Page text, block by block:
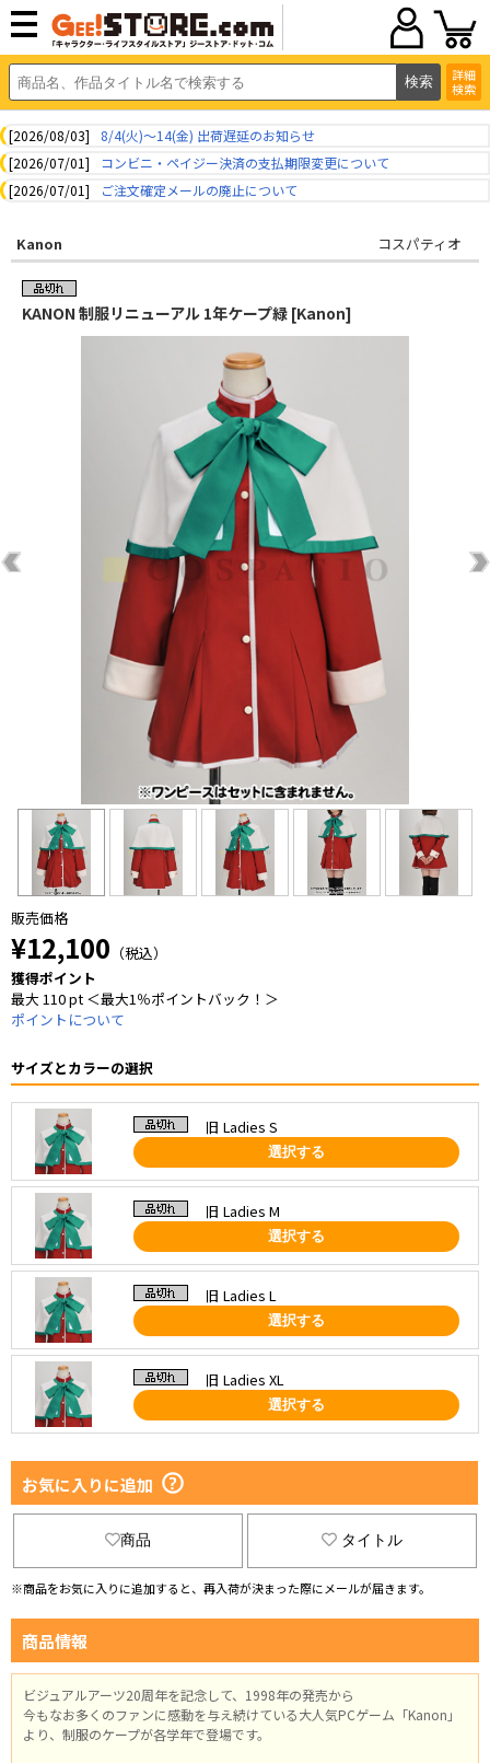
詳細
検索
[2026/08/03]
8/4(火)～14(金) 出荷遅延のお知らせ
[2026/07/01]
コンビニ・ペイジー決済の支払期限変更について
[2026/07/01]
ご注文確定メールの廃止について
Kanon コスパティオ
KANON 制服リニューアル 1年ケープ緑 [Kanon]
販売価格
¥12,100 （税込）
獲得ポイント
最大 110 pt ＜最大1％ポイントバック！＞
ポイントについて
サイズとカラーの選択
旧 Ladies S
選択する
旧 Ladies M
選択する
旧 Ladies L
選択する
旧 Ladies XL
選択する
お気に入りに追加
商品 タイトル
※商品をお気に入りに追加すると、再入荷が決まった際にメールが届きます。
商品情報
ビジュアルアーツ20周年を記念して、1998年の発売から
今もなお多くのファンに感動を与え続けている大人気PCゲーム「Kanon」
より、制服のケープが各学年で登場です。